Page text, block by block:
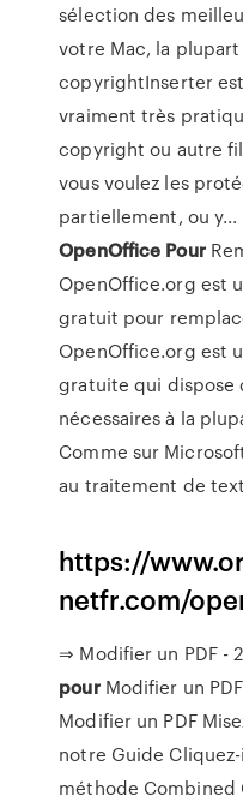
sélection des
votre Mac, la plupart
copyrightInserter
vraiment très
copyright ou autre
vous voulez les
partiellement, ou y...
OpenOffice Pour
OpenOffice.org est
gratuit pour
OpenOffice.org est
gratuite qui dispose
nécessaires à la
Comme sur
au traitement de
https://
netfr.com/
⇒ Modifier un PDF -
pourModifier un
Modifier un PDF
notre Guide
méthode Combined